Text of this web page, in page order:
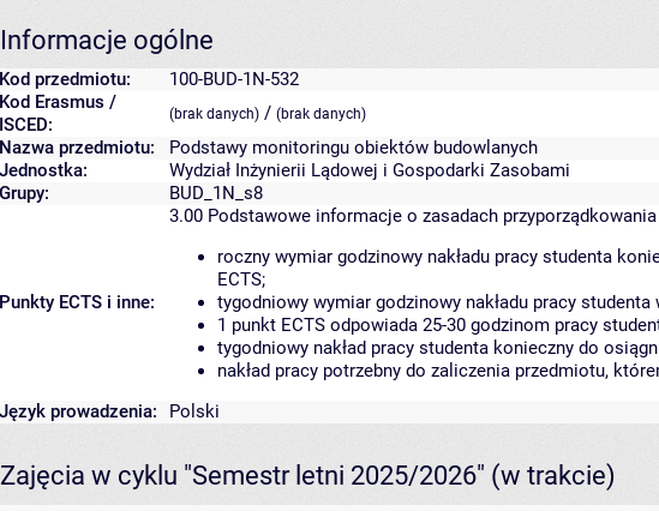
Informacje ogólne
Kod przedmiotu:
100-BUD-1N-532
Kod Erasmus /
ISCED:
(brak danych) / (brak danych)
Nazwa przedmiotu:
Podstawy monitoringu obiektów budowlanych
Jednostka:
Wydział Inżynierii Lądowej i Gospodarki Zasobami
Grupy:
BUD_1N_s8
Punkty ECTS i inne:
3.00 Podstawowe informacje o zasadach
roczny wymiar godzinowy nakładu pracy studenta
ECTS;
tygodniowy wymiar godzinowy nakładu pracy studenta
1 punkt ECTS odpowiada 25-30 godzinom pracy
tygodniowy nakład pracy studenta konieczny do
nakład pracy potrzebny do zaliczenia przedmiotu,
Język prowadzenia:
Polski
Zajęcia w cyklu "Semestr letni 2025/2026" (w trakcie)